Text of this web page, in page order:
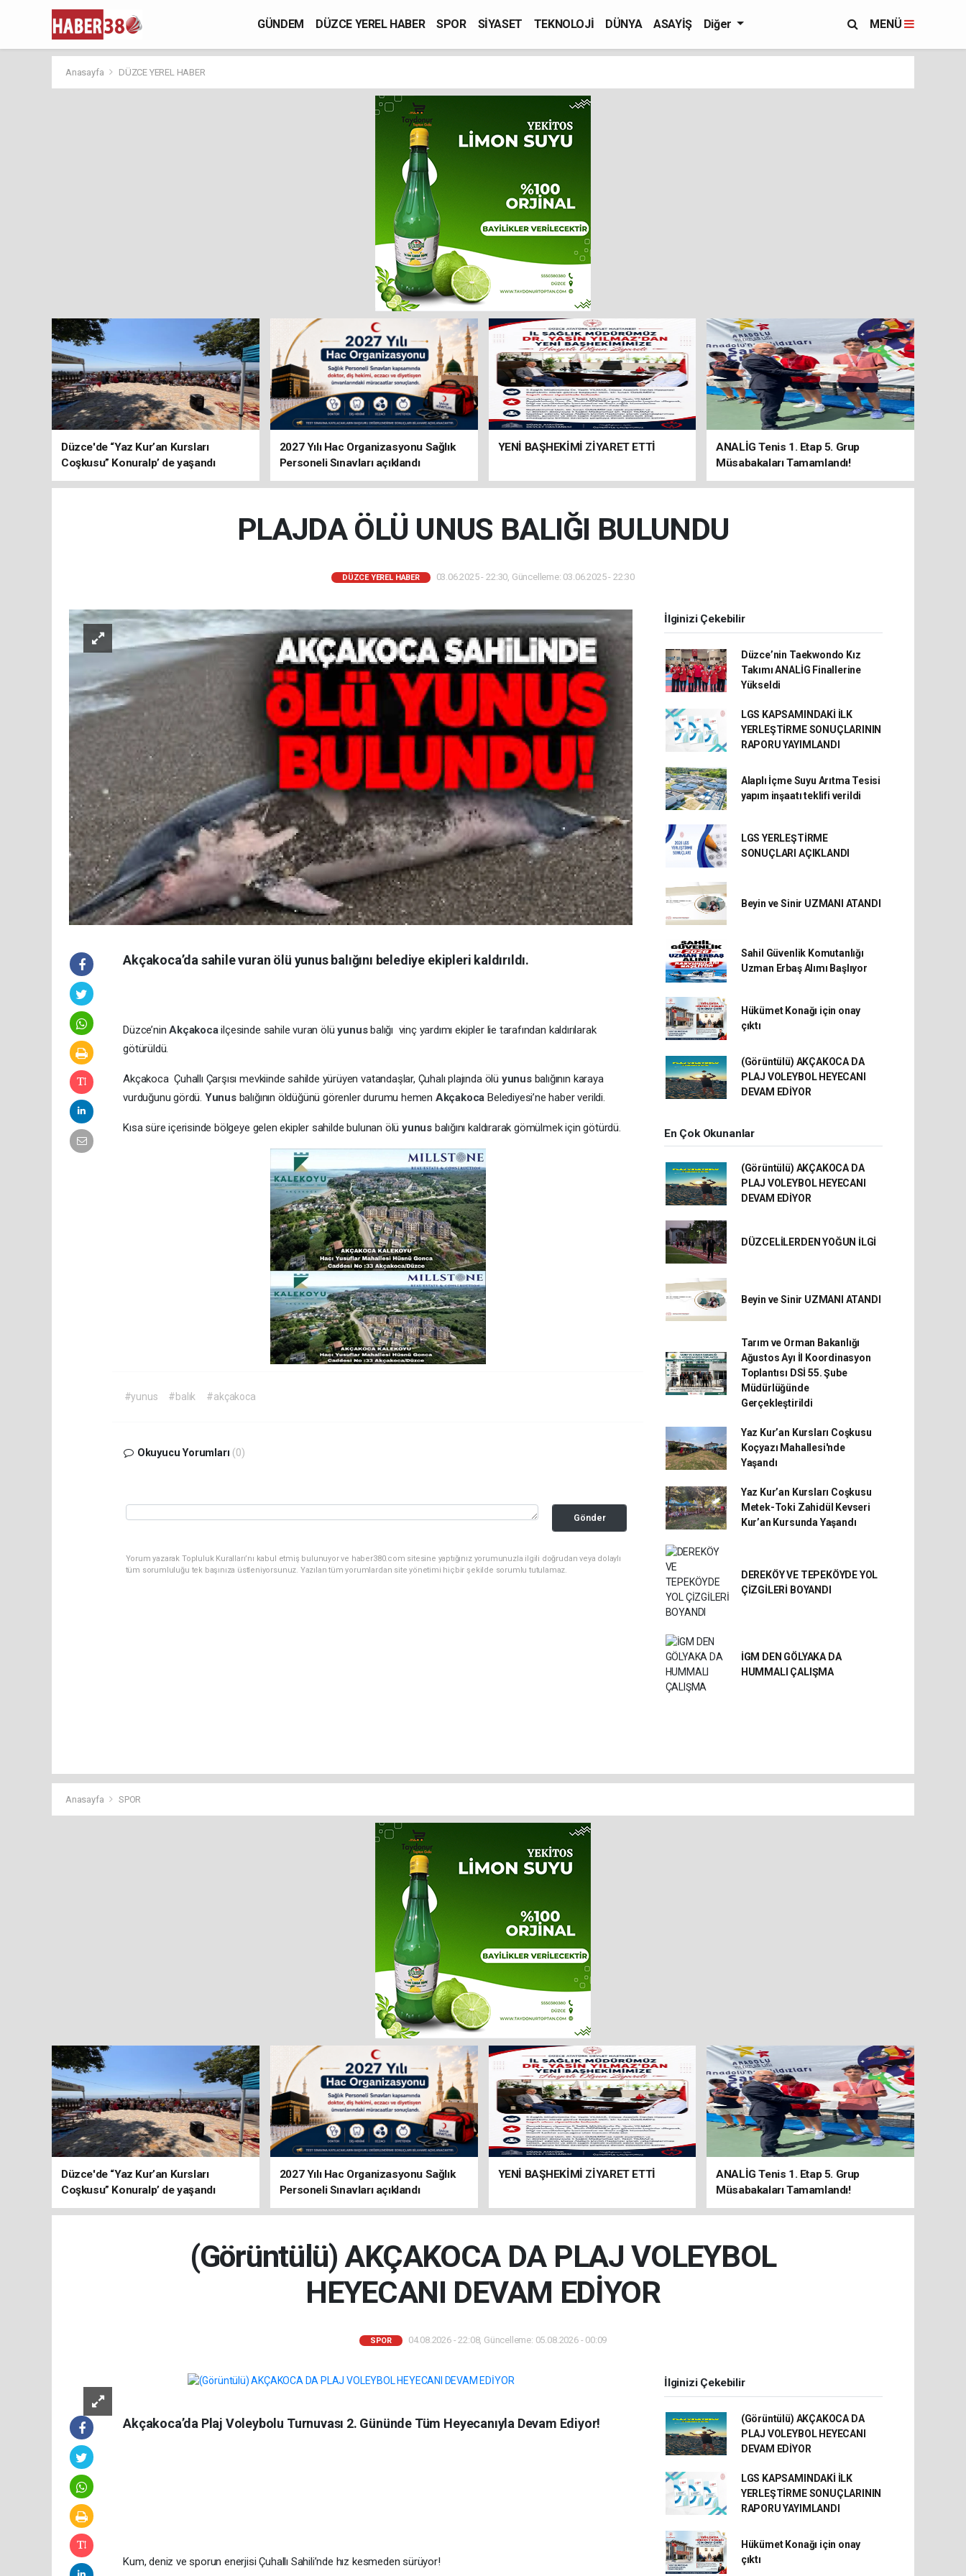
GÜNDEM DÜZCE YEREL HABER SPOR SİYASET TEKNOLOJİ DÜNYA ASAYİŞ Diğer MENÜ
Anasayfa DÜZCE YEREL HABER
Düzce'de “Yaz Kur’an Kursları
Coşkusu” Konuralp’ de yaşandı
2027 Yılı Hac Organizasyonu Sağlık
Personeli Sınavları açıklandı
YENİ BAŞHEKİMİ ZİYARET ETTİ
ANALİG Tenis 1. Etap 5. Grup
Müsabakaları Tamamlandı!
PLAJDA ÖLÜ UNUS BALIĞI BULUNDU
DÜZCE YEREL HABER 03.06.2025 - 22:30, Güncelleme: 03.06.2025 - 22:30
Akçakoca’da sahile vuran ölü yunus balığını belediye ekipleri kaldırıldı.
Düzce’ninAkçakocailçesinde sahile vuran ölüyunusbalığı vinç yardımı ekipler lie tarafından kaldırılarak
götürüldü.
Akçakoca Çuhallı Çarşısı mevkiinde sahilde yürüyen vatandaşlar, Çuhalı plajında ölü yunus balığının karaya
vurduğunu gördü. Yunus balığının öldüğünü görenler durumu hemen AkçakocaBelediyesi’ne haber verildi.
Kısa süre içerisinde bölgeye gelen ekipler sahilde bulunan ölü yunus balığını kaldırarak gömülmek için götürdü.
#yunus #balık #akçakoca
Okuyucu Yorumları (0)
Gönder
Yorum yazarak Topluluk Kuralları’nı kabul etmiş bulunuyor ve haber380.com sitesine yaptığınız yorumunuzla ilgili doğrudan veya dolaylı
tüm sorumluluğu tek başınıza üstleniyorsunuz. Yazılan tüm yorumlardan site yönetimi hiçbir şekilde sorumlu tutulamaz.
İlginizi Çekebilir
Düzce’nin Taekwondo Kız
Takımı ANALİG Finallerine
Yükseldi
LGS KAPSAMINDAKİ İLK
YERLEŞTİRME SONUÇLARININ
RAPORU YAYIMLANDI
Alaplı İçme Suyu Arıtma Tesisi
yapım inşaatı teklifi verildi
LGS YERLEŞTİRME
SONUÇLARI AÇIKLANDI
Beyin ve Sinir UZMANI ATANDI
Sahil Güvenlik Komutanlığı
Uzman Erbaş Alımı Başlıyor
Hükümet Konağı için onay
çıktı
(Görüntülü) AKÇAKOCA DA
PLAJ VOLEYBOL HEYECANI
DEVAM EDİYOR
En Çok Okunanlar
(Görüntülü) AKÇAKOCA DA
PLAJ VOLEYBOL HEYECANI
DEVAM EDİYOR
DÜZCELİLERDEN YOĞUN İLGİ
Beyin ve Sinir UZMANI ATANDI
Tarım ve Orman Bakanlığı
Ağustos Ayı İl Koordinasyon
Toplantısı DSİ 55. Şube
Müdürlüğünde
Gerçekleştirildi
Yaz Kur’an Kursları Coşkusu
Koçyazı Mahallesi'nde
Yaşandı
Yaz Kur’an Kursları Coşkusu
Metek-Toki Zahidül Kevseri
Kur’an Kursunda Yaşandı
DEREKÖY VE TEPEKÖYDE YOL
ÇİZGİLERİ BOYANDI
İGM DEN GÖLYAKA DA
HUMMALI ÇALIŞMA
Anasayfa SPOR
Düzce'de “Yaz Kur’an Kursları
Coşkusu” Konuralp’ de yaşandı
2027 Yılı Hac Organizasyonu Sağlık
Personeli Sınavları açıklandı
YENİ BAŞHEKİMİ ZİYARET ETTİ
ANALİG Tenis 1. Etap 5. Grup
Müsabakaları Tamamlandı!
(Görüntülü) AKÇAKOCA DA PLAJ VOLEYBOL
HEYECANI DEVAM EDİYOR
SPOR 04.08.2026 - 22:08, Güncelleme: 05.08.2026 - 00:09
Akçakoca’da Plaj Voleybolu Turnuvası 2. Gününde Tüm Heyecanıyla Devam Ediyor!
Kum, deniz ve sporun enerjisi Çuhallı Sahili’nde hız kesmeden sürüyor!
İlginizi Çekebilir
(Görüntülü) AKÇAKOCA DA
PLAJ VOLEYBOL HEYECANI
DEVAM EDİYOR
LGS KAPSAMINDAKİ İLK
YERLEŞTİRME SONUÇLARININ
RAPORU YAYIMLANDI
Hükümet Konağı için onay
çıktı